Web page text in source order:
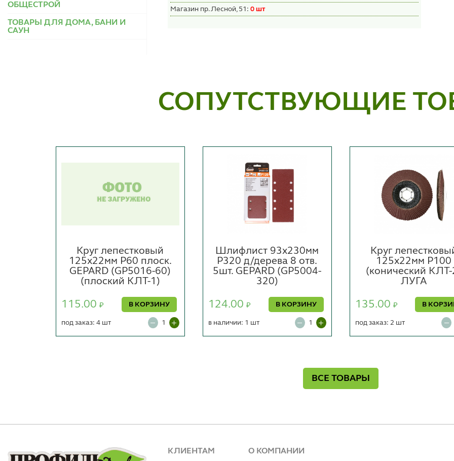
ОБЩЕСТРОЙ
ТОВАРЫ ДЛЯ ДОМА, БАНИ И
САУН
Магазин пр. Лесной, 51:0 шт
СОПУТСТВУЮЩИЕ
Круг лепестковый
125х22мм P60 плоск.
GEPARD (GP5016-60)
(плоский КЛТ-1)
115.00 ₽ В КОРЗИНУ
под заказ: 4 шт
Шлифлист 93х230мм
Р320 д/дерева 8 отв.
5шт. GEPARD (GP5004-
320)
124.00 ₽ В КОРЗИНУ
в наличии: 1 шт
Круг
125х22мм P100
(конический
ЛУГА
135.00 ₽ В
под заказ: 2 шт
ВСЕ ТОВАРЫ
КЛИЕНТАМ О КОМПАНИИ